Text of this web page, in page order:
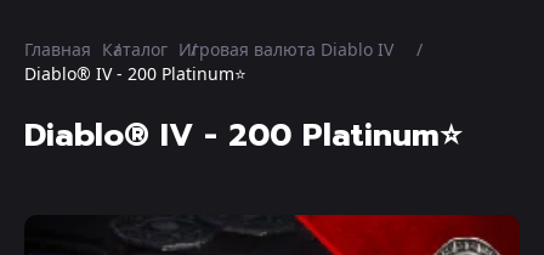
Главная Каталог Игровая валюта Diablo IV
Diablo® IV - 200 Platinum⭐️
Diablo® IV - 200 Platinum⭐️